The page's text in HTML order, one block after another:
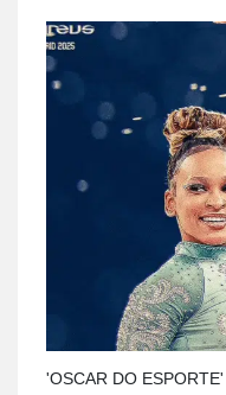
'OSCAR DO ESPORTE'